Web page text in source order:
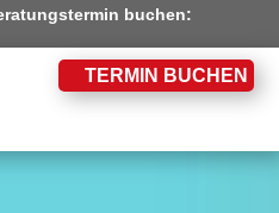
buchen:
TERMIN BUCHEN